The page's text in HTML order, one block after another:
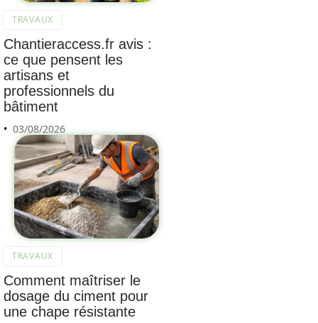
TRAVAUX
Chantieraccess.fr avis :
ce que pensent les
artisans et
professionnels du
bâtiment
03/08/2026
TRAVAUX
Comment maîtriser le
dosage du ciment pour
une chape résistante